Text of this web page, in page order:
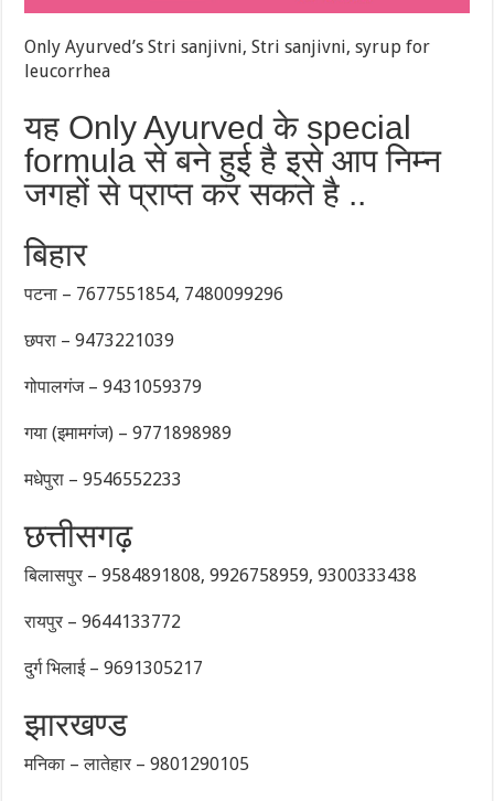
Only Ayurved’s Stri sanjivni, Stri sanjivni, syrup for
leucorrhea
यह Only Ayurved के special
formula से बने हुई है इसे आप निम्न
जगहों से प्राप्त कर सकते है ..
बिहार
पटना – 7677551854, 7480099296
छपरा – 9473221039
गोपालगंज – 9431059379
गया (इमामगंज) – 9771898989
मधेपुरा – 9546552233
छत्तीसगढ़
बिलासपुर – 9584891808, 9926758959, 9300333438
रायपुर – 9644133772
दुर्ग भिलाई – 9691305217
झारखण्ड
मनिका – लातेहार – 9801290105